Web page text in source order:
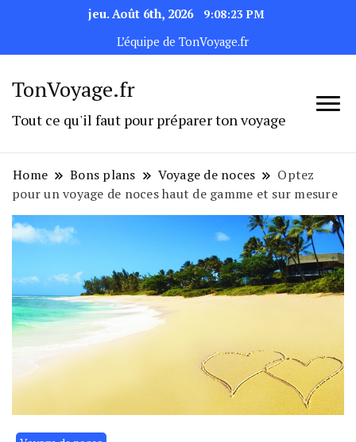
jeu. Août 6th, 2026
9:08:24 PM
L’équipe de TonVoyage.fr
TonVoyage.fr
Tout ce qu'il faut pour préparer ton voyage
Home Bons plans Voyage de noces
Optez
pour un voyage de noces haut de gamme et sur mesure